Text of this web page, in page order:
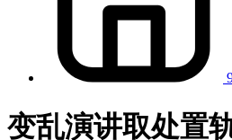
变乱演讲取处置